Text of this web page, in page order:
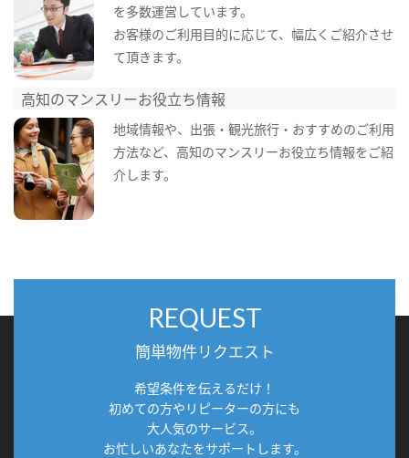
を多数運営しています。
お客様のご利用目的に応じて、幅広くご紹介させ
て頂きます。
高知のマンスリーお役立ち情報
地域情報や、出張・観光旅行・おすすめのご利用
方法など、高知のマンスリーお役立ち情報をご紹
介します。
REQUEST
簡単物件リクエスト
希望条件を伝えるだけ！
初めての方やリピーターの方にも
大人気のサービス。
お忙しいあなたをサポートします。